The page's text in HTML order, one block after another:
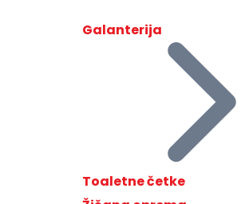
Galanterija
Toaletne četke